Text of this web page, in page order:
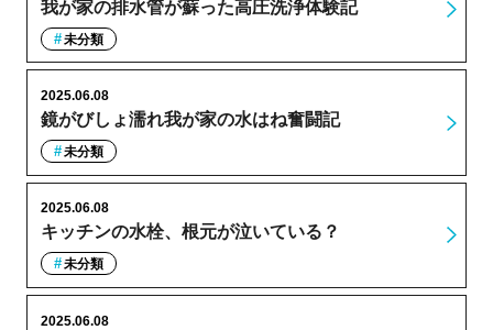
我が家の排水管が蘇った高圧洗浄体験記
未分類
鏡がびしょ濡れ我が家の水はね奮闘記
2025.06.08
未分類
キッチンの水栓、根元が泣いている？
2025.06.08
未分類
2025.06.08